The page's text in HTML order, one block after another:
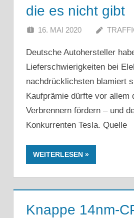
die es nicht gibt
16. MAI 2020
Deutsche Autohersteller
Lieferschwierigkeiten bei
nachdrücklichsten blamiert
Kaufprämie dürfte vor allem
Verbrennern fördern – und
Konkurrenten Tesla. Quelle
WEITERLESEN
Knappe 14nm-